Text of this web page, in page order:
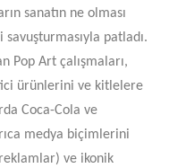
sanatın ne olması
patladı.
Pop Art çalışmaları,
ürünlerini ve kitlelere
Coca-Cola ve
medya biçimlerini
ve ikonik